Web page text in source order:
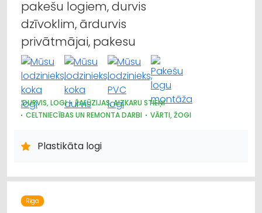
pakešu logiem, durvis
dzīvoklim, ārdurvis
privātmājai, pakesu
DURVIS, LOGI
ŽALŪZIJAS, AIZKARU STIEŅI
CELTNIECĪBAS UN REMONTA DARBI
VĀRTI, ŽOGI
Plastikāta logi
Rīga